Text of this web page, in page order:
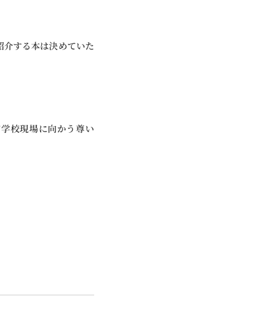
する本は決めていた
校現場に向かう尊い